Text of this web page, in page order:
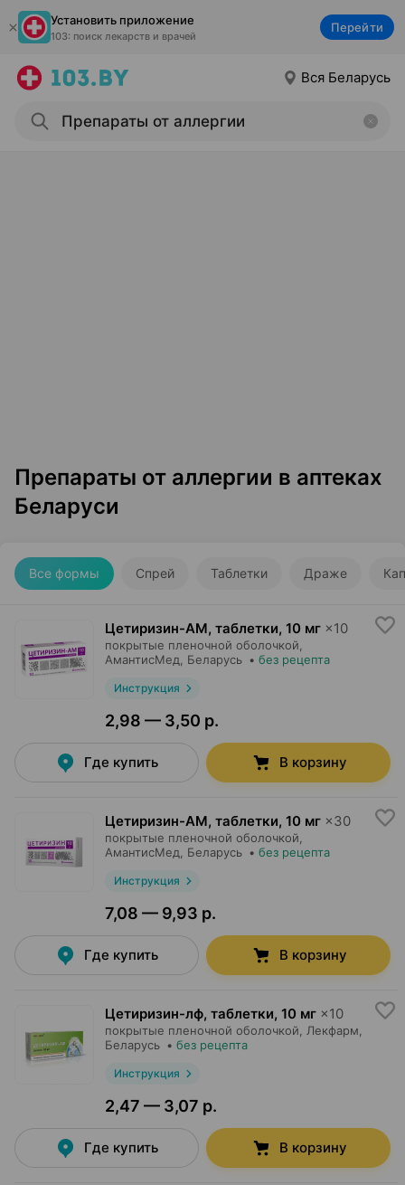
Установить приложение
103: поиск лекарств и врачей
Перейти
Вся Беларусь
Препараты от аллергии в аптеках
Беларуси
Все формы Спрей Таблетки Драже
Цетиризин-АМ, таблетки, 10 мг ×10
покрытые пленочной оболочкой,
АмантисМед , Беларусь • без рецепта
Инструкция
2,98 — 3,50 р.
Где купить В корзину
Цетиризин-АМ, таблетки, 10 мг ×30
покрытые пленочной оболочкой,
АмантисМед , Беларусь • без рецепта
Инструкция
7,08 — 9,93 р.
Где купить В корзину
Цетиризин-лф, таблетки, 10 мг ×10
покрытые пленочной оболочкой, Лекфарм
Беларусь • без рецепта
Инструкция
2,47 — 3,07 р.
Где купить В корзину